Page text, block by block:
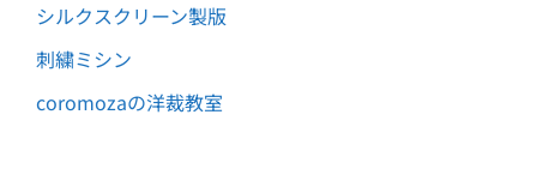
シルクスクリーン製版
刺繍ミシン
coromozaの洋裁教室